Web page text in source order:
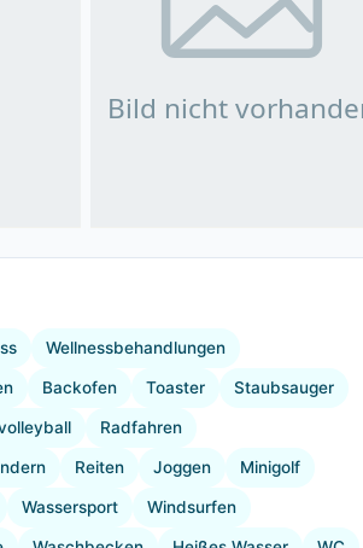
Wellnessbehandlungen
Backofen Toaster Staubsauger
Radfahren
Reiten Joggen Minigolf
Wassersport Windsurfen